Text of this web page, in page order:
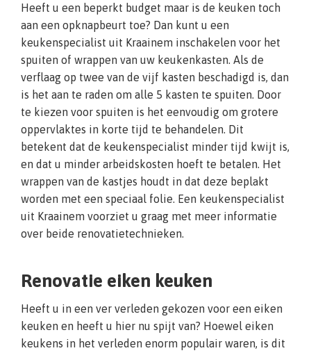
Heeft u een beperkt budget maar is de keuken toch
aan een opknapbeurt toe? Dan kunt u een
keukenspecialist uit Kraainem inschakelen voor het
spuiten of wrappen van uw keukenkasten. Als de
verflaag op twee van de vijf kasten beschadigd is, dan
is het aan te raden om alle 5 kasten te spuiten. Door
te kiezen voor spuiten is het eenvoudig om grotere
oppervlaktes in korte tijd te behandelen. Dit
betekent dat de keukenspecialist minder tijd kwijt is,
en dat u minder arbeidskosten hoeft te betalen. Het
wrappen van de kastjes houdt in dat deze beplakt
worden met een speciaal folie. Een keukenspecialist
uit Kraainem voorziet u graag met meer informatie
over beide renovatietechnieken.
Renovatie eiken keuken
Heeft u in een ver verleden gekozen voor een eiken
keuken en heeft u hier nu spijt van? Hoewel eiken
keukens in het verleden enorm populair waren, is dit